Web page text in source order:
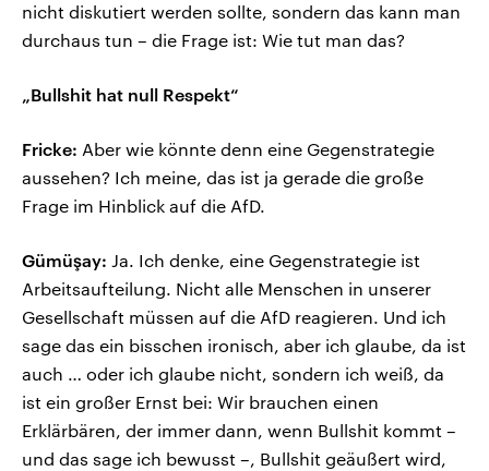
nicht diskutiert werden sollte, sondern das kann man
durchaus tun – die Frage ist: Wie tut man das?
„Bullshit hat null Respekt“
Fricke: Aber wie könnte denn eine Gegenstrategie
aussehen? Ich meine, das ist ja gerade die große
Frage im Hinblick auf die AfD.
Gümüşay: Ja. Ich denke, eine Gegenstrategie ist
Arbeitsaufteilung. Nicht alle Menschen in unserer
Gesellschaft müssen auf die AfD reagieren. Und ich
sage das ein bisschen ironisch, aber ich glaube, da ist
auch … oder ich glaube nicht, sondern ich weiß, da
ist ein großer Ernst bei: Wir brauchen einen
Erklärbären, der immer dann, wenn Bullshit kommt –
und das sage ich bewusst –, Bullshit geäußert wird,